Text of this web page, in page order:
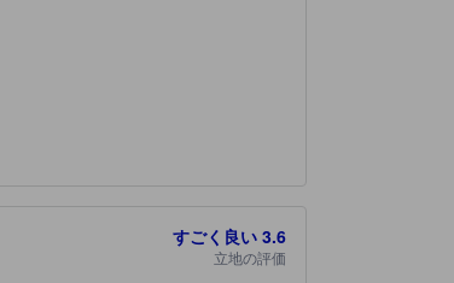
すごく良い 3.6
立地の評価